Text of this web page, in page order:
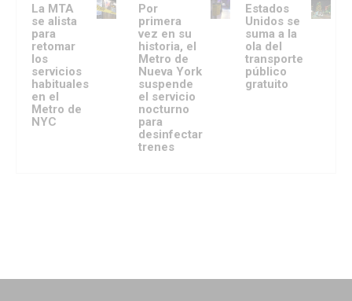
La MTA
se alista
para
retomar
los
servicios
habituales
en el
Metro de
NYC
Por
primera
vez en su
historia, el
Metro de
Nueva York
suspende
el servicio
nocturno
para
desinfectar
trenes
Estados
Unidos se
suma a la
ola del
transporte
público
gratuito